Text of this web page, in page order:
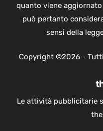
quanto viene
può pertanto
sensi della
Copyright ©2026 -
Le attività pubblicitarie